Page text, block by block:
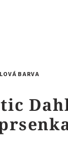
BARVA